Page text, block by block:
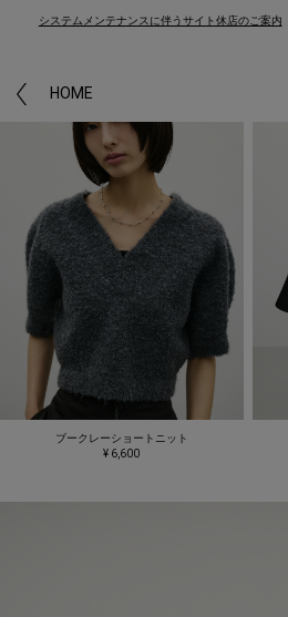
システムメンテナンスに伴うサイト休店のご案内
HOME
ブークレーショートニット
¥ 6,600